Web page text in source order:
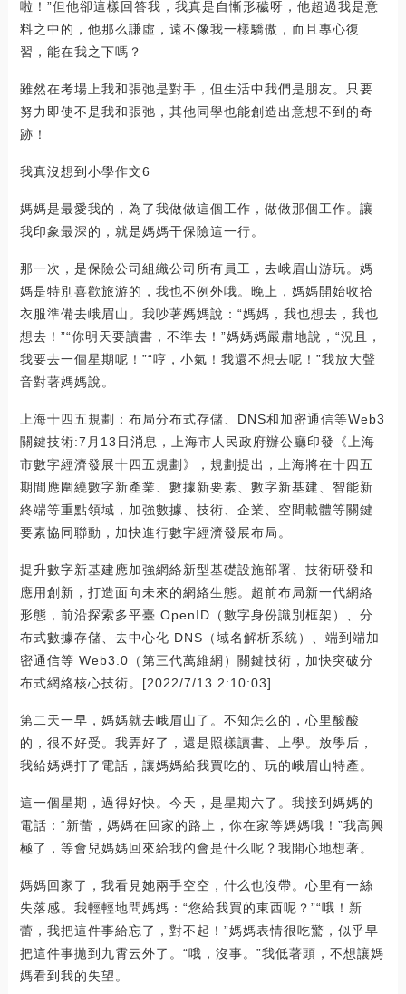
啦！”但他卻這樣回答我，我真是自慚形穢呀，他超過我是意
料之中的，他那么謙虛，遠不像我一樣驕傲，而且專心復
習，能在我之下嗎？
雖然在考場上我和張弛是對手，但生活中我們是朋友。只要
努力即使不是我和張弛，其他同學也能創造出意想不到的奇
跡！
我真沒想到小學作文6
媽媽是最愛我的，為了我做做這個工作，做做那個工作。讓
我印象最深的，就是媽媽干保險這一行。
那一次，是保險公司組織公司所有員工，去峨眉山游玩。媽
媽是特別喜歡旅游的，我也不例外哦。晚上，媽媽開始收拾
衣服準備去峨眉山。我吵著媽媽說：“媽媽，我也想去，我也
想去！”“你明天要讀書，不準去！”媽媽媽嚴肅地說，“況且，
我要去一個星期呢！”“哼，小氣！我還不想去呢！”我放大聲
音對著媽媽說。
上海十四五規劃：布局分布式存儲、DNS和加密通信等Web3
關鍵技術:7月13日消息，上海市人民政府辦公廳印發《上海
市數字經濟發展十四五規劃》，規劃提出，上海將在十四五
期間應圍繞數字新產業、數據新要素、數字新基建、智能新
終端等重點領域，加強數據、技術、企業、空間載體等關鍵
要素協同聯動，加快進行數字經濟發展布局。
提升數字新基建應加強網絡新型基礎設施部署、技術研發和
應用創新，打造面向未來的網絡生態。超前布局新一代網絡
形態，前沿探索多平臺 OpenID（數字身份識別框架）、分
布式數據存儲、去中心化 DNS（域名解析系統）、端到端加
密通信等 Web3.0（第三代萬維網）關鍵技術，加快突破分
布式網絡核心技術。[2022/7/13 2:10:03]
第二天一早，媽媽就去峨眉山了。不知怎么的，心里酸酸
的，很不好受。我弄好了，還是照樣讀書、上學。放學后，
我給媽媽打了電話，讓媽媽給我買吃的、玩的峨眉山特產。
這一個星期，過得好快。今天，是星期六了。我接到媽媽的
電話：“新蕾，媽媽在回家的路上，你在家等媽媽哦！”我高興
極了，等會兒媽媽回來給我的會是什么呢？我開心地想著。
媽媽回家了，我看見她兩手空空，什么也沒帶。心里有一絲
失落感。我輕輕地問媽媽：“您給我買的東西呢？”“哦！新
蕾，我把這件事給忘了，對不起！”媽媽表情很吃驚，似乎早
把這件事拋到九霄云外了。“哦，沒事。”我低著頭，不想讓媽
媽看到我的失望。